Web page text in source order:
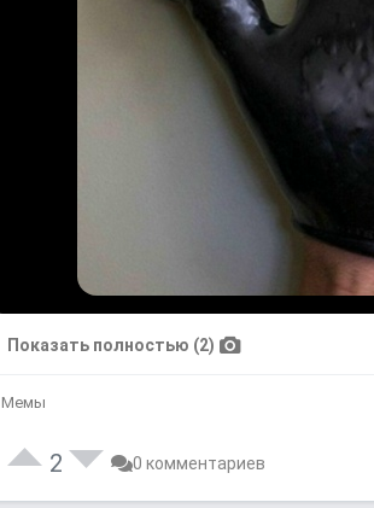
Показать полностью (2)
Мемы
2 0 комментариев